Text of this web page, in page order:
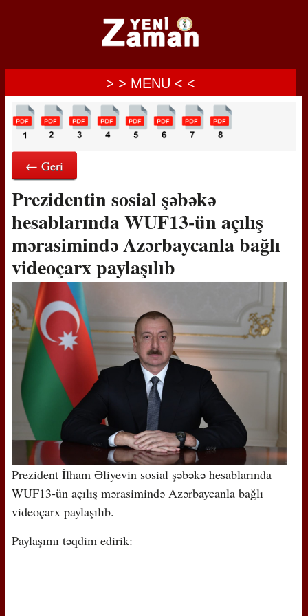
> > MENU < <
← Geri
Prezidentin sosial şəbəkə
hesablarında WUF13-ün açılış
mərasimində Azərbaycanla bağlı
videoçarx paylaşılıb
Prezident İlham Əliyevin sosial şəbəkə hesablarında
WUF13-ün açılış mərasimində Azərbaycanla bağlı
videoçarx paylaşılıb.
Paylaşımı təqdim edirik: